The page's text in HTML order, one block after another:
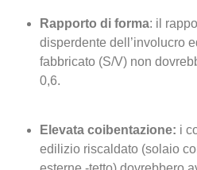
Rapporto di forma: il
disperdente dell’involucro
fabbricato (S/V) non
0,6.
Elevata coibentazione: i
edilizio riscaldato (solaio